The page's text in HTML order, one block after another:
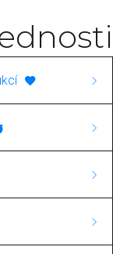
výstavbu
služby
gabiony.
od
až po
a
Pro nás je
rychlostí
U nás najdete
vhodných